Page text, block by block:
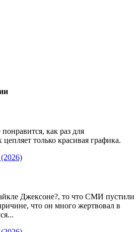
понравится, как раз для
только красивая графика.
Джексоне?, то что СМИ пустили
что он много жертвовал в